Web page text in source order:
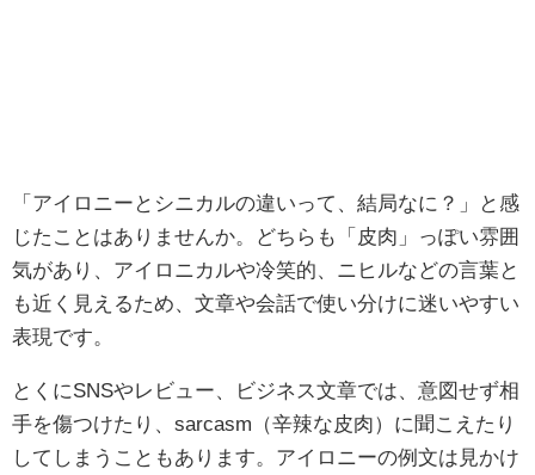
「アイロニーとシニカルの違いって、結局なに？」と感
じたことはありませんか。どちらも「皮肉」っぽい雰囲
気があり、アイロニカルや冷笑的、ニヒルなどの言葉と
も近く見えるため、文章や会話で使い分けに迷いやすい
表現です。
とくにSNSやレビュー、ビジネス文章では、意図せず相
手を傷つけたり、sarcasm（辛辣な皮肉）に聞こえたり
してしまうこともあります。アイロニーの例文は見かけ